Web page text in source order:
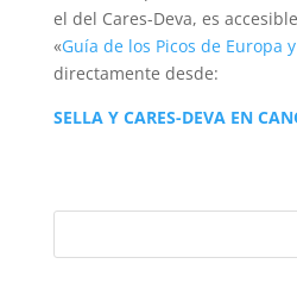
el del Cares-Deva, es
«Guía de los Picos de Europa
directamente desde:
SELLA Y CARES-DEVA EN